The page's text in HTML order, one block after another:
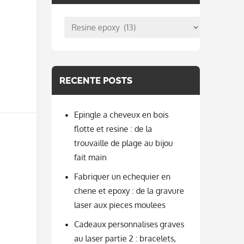
posts
RECENTE POSTS
Epingle a cheveux en bois
flotte et resine : de la
trouvaille de plage au bijou
fait main
Fabriquer un echequier en
chene et epoxy : de la gravure
laser aux pieces moulees
Cadeaux personnalises graves
au laser partie 2 : bracelets,